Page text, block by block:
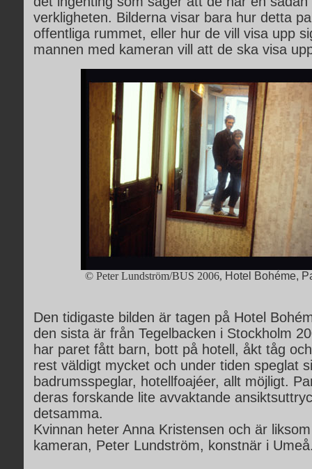
verkligheten. Bilderna visar bara hur detta
offentliga rummet, eller hur de vill visa upp
mannen med kameran vill att de ska visa
© Peter Lundström/BUS 2006, Hotel Bohéme,
Den tidigaste bilden är tagen på Hotel
den sista är från Tegelbacken i Stockholm
har paret fått barn, bott på hotell, åkt tåg
rest väldigt mycket och under tiden speglat
badrumsspeglar, hotellfoajéer, allt möjligt.
deras forskande lite avvaktande
detsamma.
Kvinnan heter Anna Kristensen och är
kameran, Peter Lundström, konstnär i